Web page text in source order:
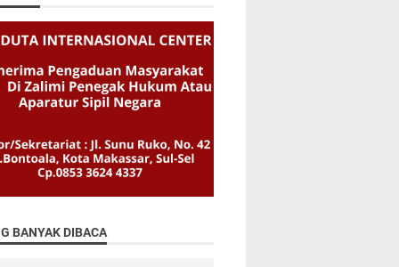
BANYAK DIBACA